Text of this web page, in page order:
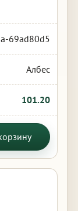
69ad80d5
Албес
101.20